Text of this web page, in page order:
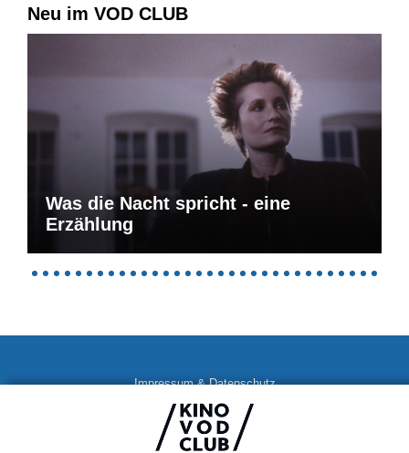
Neu im VOD CLUB
Was die Nacht spricht - eine
Erzählung
Impressum & Datenschutz
AGB
Kontakt